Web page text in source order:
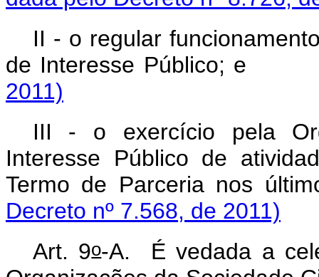
II - o regular
de Interesse Público;
2011)
III - o exercício pela
Interesse Público de
Termo de Parceria nos
Decreto nº 7.568, de 2011)
Art. 9o-A. É vedada a